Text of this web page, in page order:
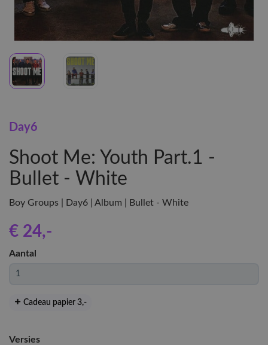
Day6
Shoot Me: Youth Part.1 -
Bullet - White
Boy Groups | Day6 | Album | Bullet - White
€ 24,-
Aantal
Cadeau papier 3,-
Versies